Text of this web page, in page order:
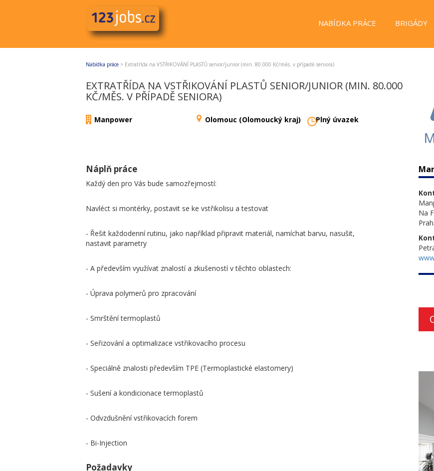
NABÍDKA PRÁCE BRIGÁDY
Nabídka práce > Extratřída na VSTŘIKOVÁNÍ PLASTŮ senior/junior (min. 80.000 Kč/měs. v případě seniora)
EXTRATŘÍDA NA VSTŘIKOVÁNÍ PLASTŮ SENIOR/JUNIOR (MIN. 80.000
KČ/MĚS. V PŘÍPADĚ SENIORA)
Manpower Olomouc (Olomoucký kraj) Plný úvazek
Náplň práce
Každý den pro Vás bude samozřejmostí:
Navléct si montérky, postavit se ke vstřikolisu a testovat
- Řešit každodenní rutinu, jako například připravit materiál, namíchat barvu, nasušit,
nastavit parametry
- A především využívat znalostí a zkušeností v těchto oblastech:
- Úprava polymerů pro zpracování
- Smrštění termoplastů
- Seřizování a optimalizace vstřikovacího procesu
- Speciálně znalosti především TPE (Termoplastické elastomery)
- Sušení a kondicionace termoplastů
- Odvzdušnění vstřikovacích forem
- Bi-Injection
Požadavky
Na